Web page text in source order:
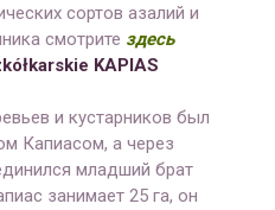
сортов азалий и
смотрите здесь
KAPIAS
и кустарников был
Капиасом, а через
младший брат
занимает 25 га, он